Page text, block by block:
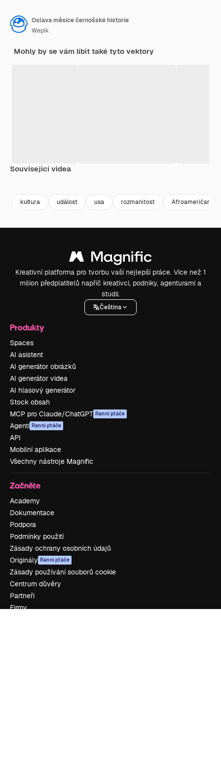
Oslava měsíce černošské historie
Wepik
Mohly by se vám líbit také tyto vektory
Související videa
kultura událost usa rozmanitost Afroameričan
Kreativní platforma pro tvorbu vaší nejlepší práce. Více než 1
milion předplatitelů napříč kreativci, podniky, agenturami a
studii.
Čeština
Produkty
Spaces
AI asistent
AI generátor obrázků
AI generátor videa
AI hlasový generátor
Stock obsah
MCP pro Claude/ChatGPT Ranní ptáče
Agenti Ranní ptáče
API
Mobilní aplikace
Všechny nástroje Magnific
Začněte
Academy
Dokumentace
Podpora
Podmínky použití
Zásady ochrany osobních údajů
Originály Ranní ptáče
Zásady používání souborů cookie
Centrum důvěry
Partneři
Firmy